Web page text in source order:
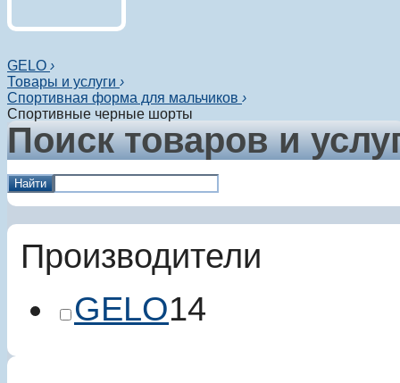
GELO ›
Товары и услуги ›
Спортивная форма для мальчиков ›
Спортивные черные шорты
Поиск товаров и
Найти
Производители
GELO14